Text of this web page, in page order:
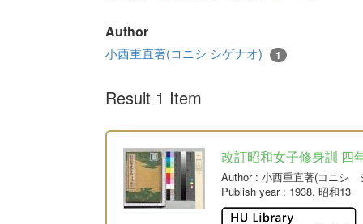
Author
小西重直著(コニシ シゲナオ) 1
Result 1 Item
改訂昭和女子修身訓 四
Author: 小西重直著(コニシ
Publish year: 1938, 昭和13